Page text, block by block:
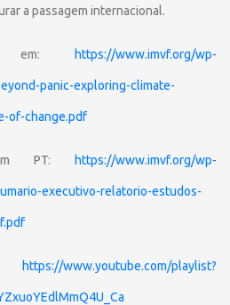
a passagem internacional.
em: https://www.imvf.org/wp-
panic-exploring-climate-
of-change.pdf
em PT: https://www.imvf.org/wp-
executivo-relatorio-estudos-
https://www.youtube.com/playlist?